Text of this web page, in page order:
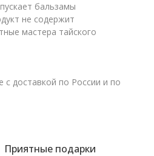
бальзамы
не содержит
мастера тайского
доставкой по России и по
Приятные подарки